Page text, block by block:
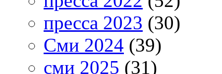
пресса 2023 (30)
Сми 2024 (39)
сми 2025 (31)